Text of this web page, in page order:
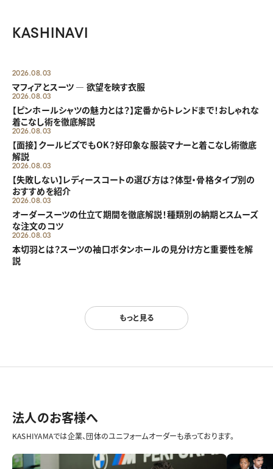
KASHINAVI
2026.08.03
マフィアとスーツ ― 欲望を映す衣服
2026.08.03
【ピンホールシャツの魅力とは？】定番からトレンドまで！おしゃれな
着こなし術を徹底解説
2026.08.03
【面接】クールビズでもOK？好印象な服装マナーと着こなし術徹底
解説
2026.08.03
【失敗しない】レディースコートの選び方は？体型・骨格タイプ別の
おすすめを紹介
2026.08.03
オーダースーツの仕立て期間を徹底解説！種類別の納期とスムーズ
な注文のコツ
2026.08.03
本切羽とは？スーツの袖口ボタンホールの見分け方と重要性を解
説
もっと見る
法人のお客様へ
KASHIYAMAでは企業、団体のユニフォームオーダーも承っております。